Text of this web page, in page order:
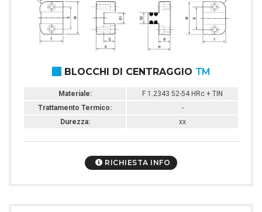
BLOCCHI DI CENTRAGGIO TM
Materiale:
F 1.2343 52-54 HRc + TIN
Trattamento Termico:
-
Durezza:
xx
RICHIESTA INFO